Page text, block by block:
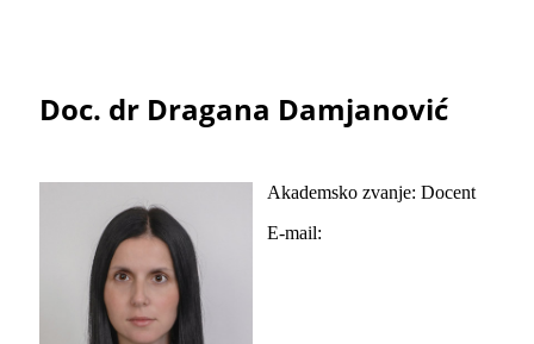
Doc. dr Dragana Damjanović
Akademsko zvanje: Docent
E-mail: